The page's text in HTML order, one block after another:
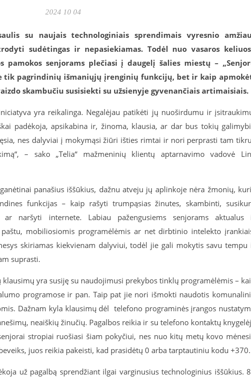
2024 10 04
su naujais technologiniais sprendimais vyresnio
sudėtingas ir nepasiekiamas. Todėl nuo vasaros
pamokos senjorams plečiasi į daugelį šalies miestų –
tik pagrindinių išmaniųjų įrenginių funkcijų, bet ir kaip
skambučiu susisiekti su užsienyje gyvenančiais artimaisiais.
yra reikalinga. Negalėjau patikėti jų nuoširdumu ir
padėkoja, apsikabina ir, žinoma, klausia, ar dar bus tokių
nes dalyviai į mokymąsi žiūri išties rimtai ir nori perprasti tam
– sako „Telia“ mažmeninių klientų aptarnavimo vadovė
panašius iššūkius, dažnu atveju jų aplinkoje nėra žmonių,
funkcijas – kaip rašyti trumpąsias žinutes, skambinti,
ar naršyti internete. Labiau pažengusiems senjorams aktualus
mobiliosiomis programėlėmis ar net dirbtinio intelekto
skiriamas kiekvienam dalyviui, todėl jie gali mokytis savu tempu
suprasti.
yra susiję su naudojimusi prekybos tinklų programėlėmis –
programose ir pan. Taip pat jie nori išmokti naudotis
Dažnam kyla klausimų dėl telefono programinės įrangos
neaiškių žinučių. Pagalbos reikia ir su telefono kontaktų
stropiai ruošiasi šiam pokyčiui, nes nuo kitų metų kovo
juos reikia pakeisti, kad prasidėtų 0 arba tarptautiniu kodu +370.
už pagalbą sprendžiant ilgai varginusius technologinius iššūkius.